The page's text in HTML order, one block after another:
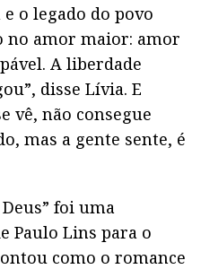
o legado do povo
no amor maior: amor
A liberdade
disse Lívia. E
vê, não consegue
mas a gente sente, é
foi uma
Paulo Lins para o
como o romance